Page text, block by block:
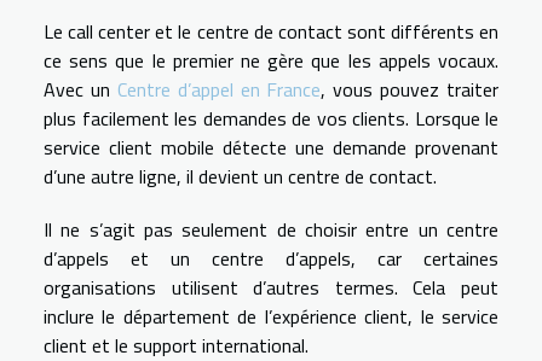
Le call center et le centre de contact sont différents en
ce sens que le premier ne gère que les appels vocaux.
Avec un Centre d’appel en France, vous pouvez traiter
plus facilement les demandes de vos clients. Lorsque le
service client mobile détecte une demande provenant
d’une autre ligne, il devient un centre de contact.
Il ne s’agit pas seulement de choisir entre un centre
d’appels et un centre d’appels, car certaines
organisations utilisent d’autres termes. Cela peut
inclure le département de l’expérience client, le service
client et le support international.